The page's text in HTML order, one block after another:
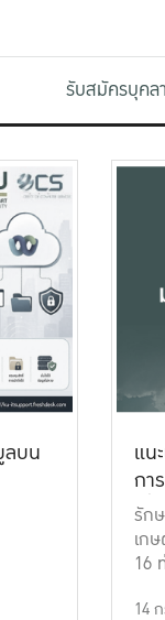
รับสมัครบุคล
ลบน
แน
กา
เที่
รัก
เก
16
14